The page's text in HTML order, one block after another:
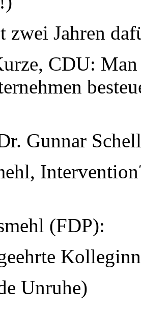
zwei Jahren
CDU: Man
Gunnar
(FDP):
Unruhe)